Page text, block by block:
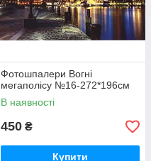
Фотошпалери Вогні
мегаполісу №16-272*196см
В наявності
450 ₴
Купити